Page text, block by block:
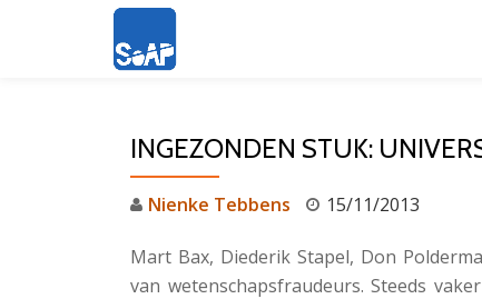
INGEZONDEN STUK:
Nienke Tebbens 15/11/2013
Mart Bax, Diederik Stapel, Don
van wetenschapsfraudeurs. Steeds